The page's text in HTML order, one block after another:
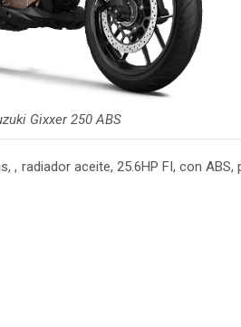
Gixxer 250 ABS
, radiador aceite, 25.6HP FI, con